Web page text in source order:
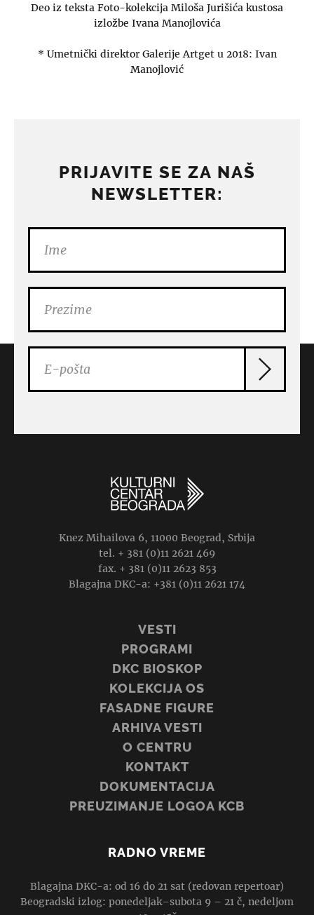
Deo iz teksta Foto-kolekcija Miloša Jurišića kustosa
izložbe Ivana Manojlovića
* Umetnički direktor Galerije Artget u 2018: Ivan
Manojlović
PRIJAVITE SE ZA NAŠ
NEWSLETTER:
Knez Mihailova 6, 11000 Beograd, Srbija
tel. + 381 (0)11 2621 469
fax. + 381 (0)11 2623 853
Blagajna DKC-a: +381 (0)11 2621 174
VESTI
PROGRAMI
DKC BIOSKOP
KOLEKCIJA OS
FASADNE FIGURE
ARHIVA VESTI
O CENTRU
KONTAKT
DOKUMENTACIJA
PREUZIMANJE LOGOA KCB
RADNO VREME
Blagajna DKC-a: od 16 do 21 sat (redovan repertoar)
Beogradski izlog: ponedeljak–subota 9 – 21 č, nedeljom